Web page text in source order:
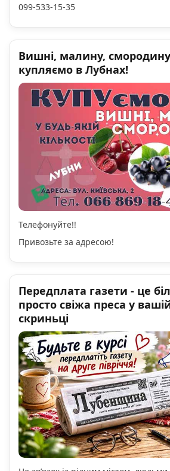
099-533-15-35
Вишні, малину,
купляємо в Лубнах!
Телефонуйте!!
Привозьте за адресою!
Передплата газети - це
просто свіжа преса у
скриньці